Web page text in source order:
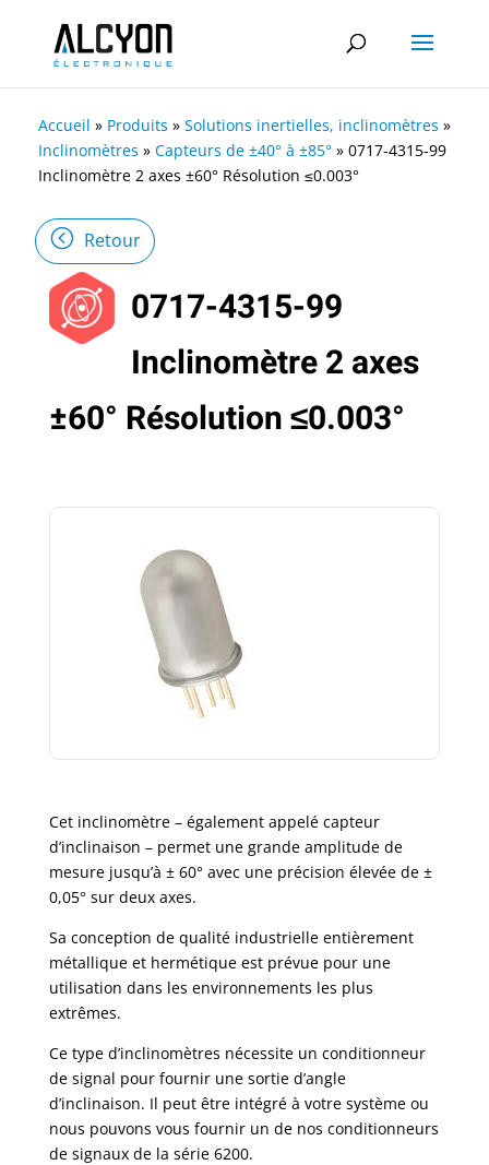
Accueil » Produits » Solutions inertielles, inclinomètres »
Inclinomètres » Capteurs de ±40° à ±85° » 0717-4315-99
Inclinomètre 2 axes ±60° Résolution ≤0.003°
Retour
0717-4315-99
Inclinomètre 2 axes
±60° Résolution ≤0.003°
Cet inclinomètre – également appelé capteur
d’inclinaison – permet une grande amplitude de
mesure jusqu’à ± 60° avec une précision élevée de ±
0,05° sur deux axes.
Sa conception de qualité industrielle entièrement
métallique et hermétique est prévue pour une
utilisation dans les environnements les plus
extrêmes.
Ce type d’inclinomètres nécessite un conditionneur
de signal pour fournir une sortie d’angle
d’inclinaison. Il peut être intégré à votre système ou
nous pouvons vous fournir un de nos conditionneurs
de signaux de la série 6200.